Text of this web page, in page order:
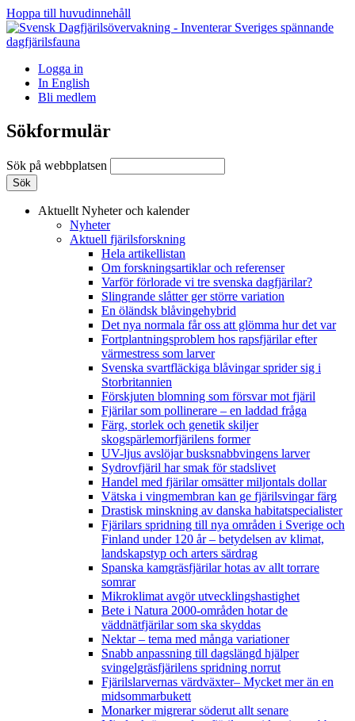
Hoppa till huvudinnehåll
Logga in
In English
Bli medlem
Sökformulär
Sök på webbplatsen
Aktuellt Nyheter och kalender
Nyheter
Aktuell fjärilsforskning
Hela artikellistan
Om forskningsartiklar och referenser
Varför förlorade vi tre svenska dagfjärilar?
Slingrande slåtter ger större variation
En öländsk blåvingehybrid
Det nya normala får oss att glömma hur det var
Fortplantningsproblem hos rapsfjärilar efter
värmestress som larver
Svenska svartfläckiga blåvingar sprider sig i
Storbritannien
Förskjuten blomning som försvar mot fjäril
Fjärilar som pollinerare – en laddad fråga
Färg, storlek och genetik skiljer
skogspärlemorfjärilens former
UV-ljus avslöjar busksnabbvingens larver
Sydrovfjäril har smak för stadslivet
Handel med fjärilar omsätter miljontals dollar
Vätska i vingmembran kan ge fjärilsvingar färg
Drastisk minskning av danska habitatspecialister
Fjärilars spridning till nya områden i Sverige och
Finland under 120 år– betydelsen av klimat,
landskapstyp och arters särdrag
Spanska kamgräsfjärilar hotas av allt torrare
somrar
Mikroklimat avgör utvecklingshastighet
Bete i Natura 2000-områden hotar de
väddnätfjärilar som ska skyddas
Nektar – tema med många variationer
Snabb anpassning till dagslängd hjälper
svingelgräsfjärilens spridning norrut
Fjärilslarvernas värdväxter– Mycket mer än en
midsommarbukett
Monarker migrerar söderut allt senare